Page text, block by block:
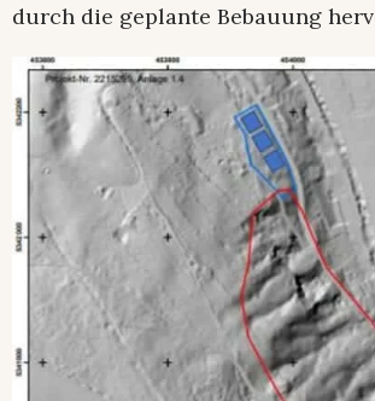
durch die geplante Bebauung